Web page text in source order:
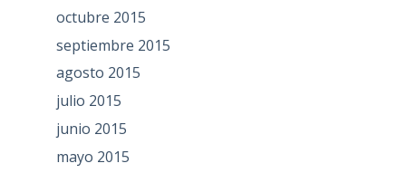
octubre 2015
septiembre 2015
agosto 2015
julio 2015
junio 2015
mayo 2015